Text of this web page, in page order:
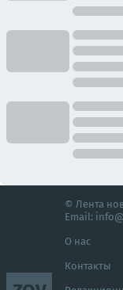
© Лента
Email:
О нас
Контакты